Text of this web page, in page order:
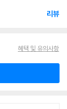
리뷰
혜택 및 유의사항